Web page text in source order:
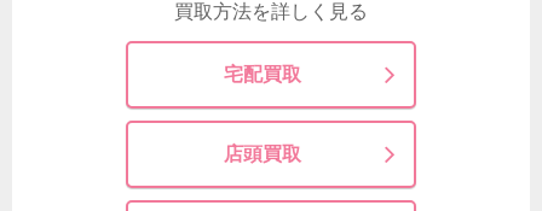
買取方法を詳しく見る
宅配買取
店頭買取